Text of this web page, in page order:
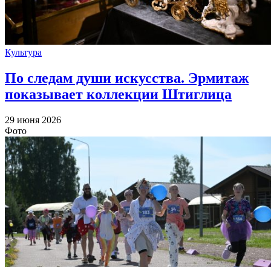
Культура
По следам души искусства. Эрмитаж
показывает коллекции Штиглица
29 июня 2026
Фото